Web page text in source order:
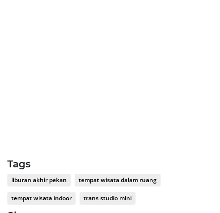
Tags
liburan akhir pekan tempat wisata dalam ruang
tempat wisata indoor trans studio mini